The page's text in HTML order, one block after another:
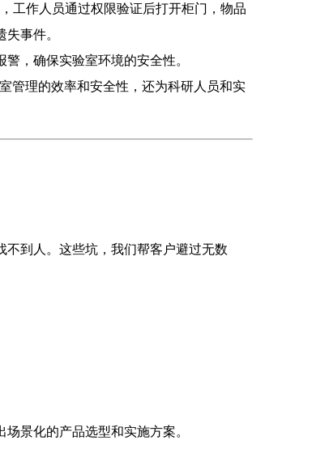
工作人员通过权限验证后打开柜门，物品
事件。
，确保实验室环境的安全性。
管理的效率和安全性，还为科研人员和实
不到人。这些坑，我们帮客户避过无数
景化的产品选型和实施方案。